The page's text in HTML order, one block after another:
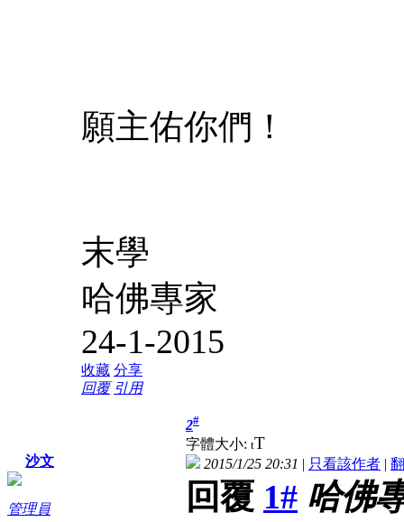
願主佑你們！
末學
哈佛專家
24-1-2015
收藏 分享
回覆 引用
沙文
管理員
2#
字體大小: tT
2015/1/25 20:31 | 只看該作者 |
回覆 1# 哈佛